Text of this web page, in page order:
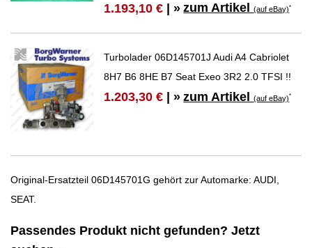
1.193,10 € | » zum Artikel(auf eBay)*
Turbolader 06D145701J Audi A4 Cabriolet
8H7 B6 8HE B7 Seat Exeo 3R2 2.0 TFSI !!
1.203,30 € | » zum Artikel(auf eBay)*
Original-Ersatzteil 06D145701G gehört zur Automarke: AUDI,
SEAT.
Passendes Produkt nicht gefunden? Jetzt